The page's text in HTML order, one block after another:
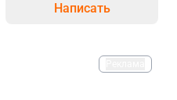
Написать